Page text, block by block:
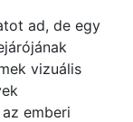
ad, de egy
vizuális
emberi